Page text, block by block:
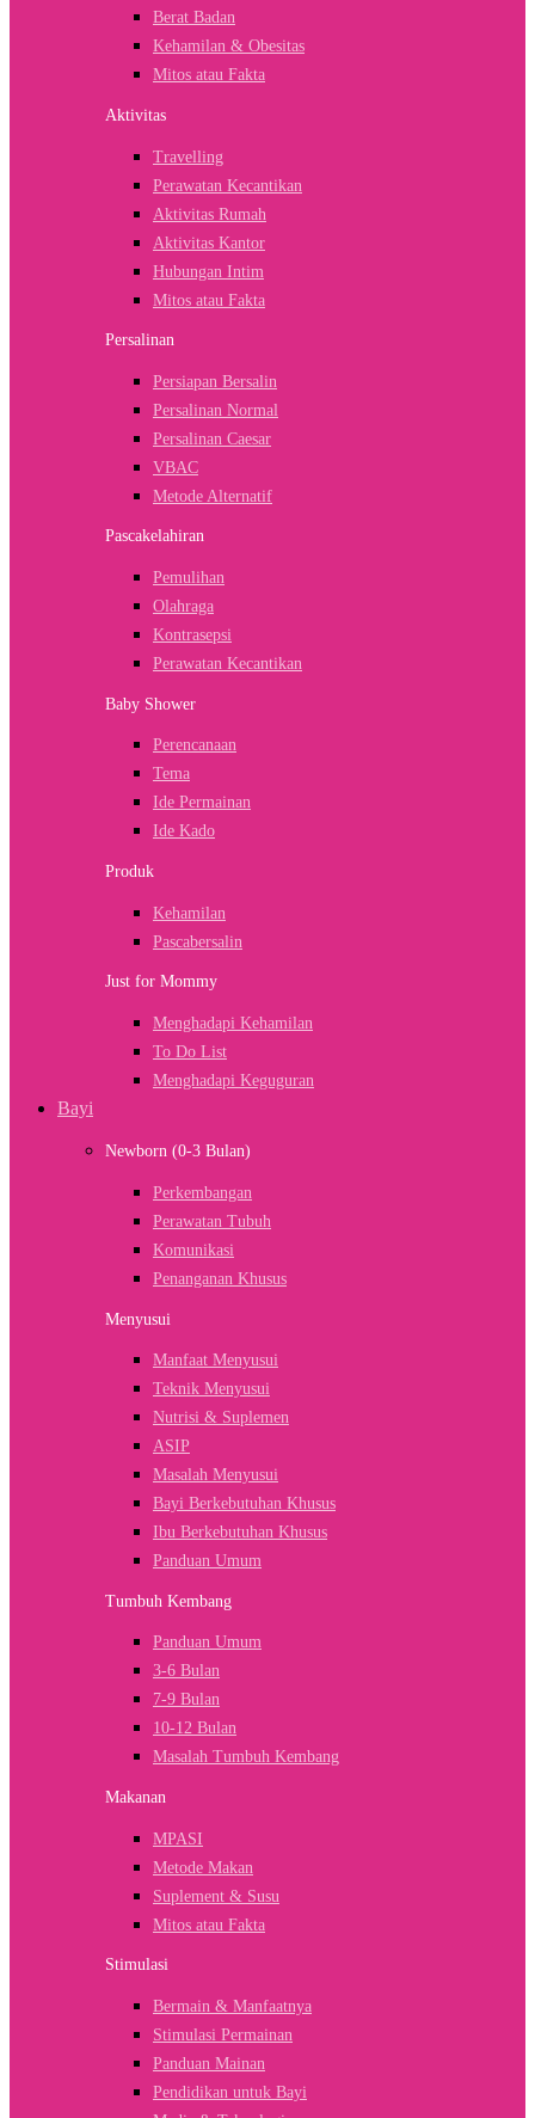
Berat Badan
Kehamilan & Obesitas
Mitos atau Fakta
Aktivitas
Travelling
Perawatan Kecantikan
Aktivitas Rumah
Aktivitas Kantor
Hubungan Intim
Mitos atau Fakta
Persalinan
Persiapan Bersalin
Persalinan Normal
Persalinan Caesar
VBAC
Metode Alternatif
Pascakelahiran
Pemulihan
Olahraga
Kontrasepsi
Perawatan Kecantikan
Baby Shower
Perencanaan
Tema
Ide Permainan
Ide Kado
Produk
Kehamilan
Pascabersalin
Just for Mommy
Menghadapi Kehamilan
To Do List
Menghadapi Keguguran
Bayi
Newborn (0-3 Bulan)
Perkembangan
Perawatan Tubuh
Komunikasi
Penanganan Khusus
Menyusui
Manfaat Menyusui
Teknik Menyusui
Nutrisi & Suplemen
ASIP
Masalah Menyusui
Bayi Berkebutuhan Khusus
Ibu Berkebutuhan Khusus
Panduan Umum
Tumbuh Kembang
Panduan Umum
3-6 Bulan
7-9 Bulan
10-12 Bulan
Masalah Tumbuh Kembang
Makanan
MPASI
Metode Makan
Suplement & Susu
Mitos atau Fakta
Stimulasi
Bermain & Manfaatnya
Stimulasi Permainan
Panduan Mainan
Pendidikan untuk Bayi